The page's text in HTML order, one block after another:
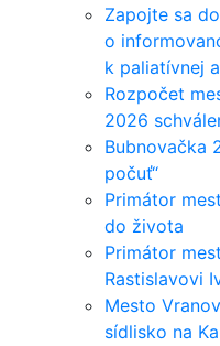
Zapojte sa
o
k paliatívnej
Rozpočet
2026
Bubnovačka
počuť“
Primátor
do života
Primátor
Rastislavovi
Mesto
sídlisko na